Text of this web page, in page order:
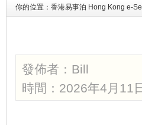
你的位置： 香港易事泊 Hong Kong e-
發佈者： Bill
時間：2026年4月11